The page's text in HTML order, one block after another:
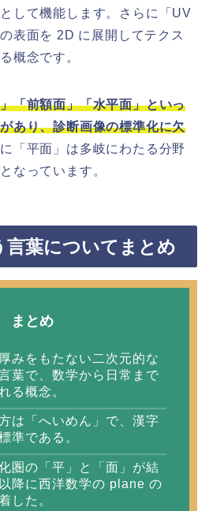
して機能します。さらに「UV
表面を 2D に展開してテクス
概念です。
「前額面」「水平面」といっ
あり、診断画像の標準化に欠
「平面」は多岐にわたる分野
なっています。
言葉についてまとめ
まとめ
みをもたない二次元的な
葉で、数学から日常まで
る概念。
は「へいめん」で、漢字
準である。
圏の「平」と「面」が結
降に西洋数学の plane の
した。